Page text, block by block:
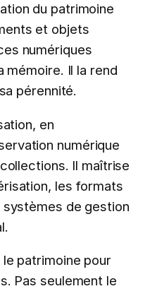
du patrimoine
et objets
numériques
mémoire. Il la rend
pérennité.
en
numérique
Il maîtrise
les formats
de gestion
patrimoine pour
Pas seulement le